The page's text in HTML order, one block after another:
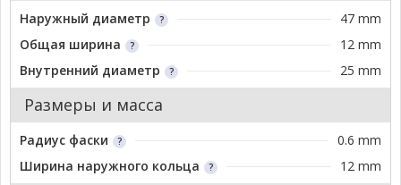
Наружный диаметр
47 mm
Общая ширина
12 mm
Внутренний диаметр
25 mm
Размеры и масса
Радиус фаски
0.6 mm
Ширина наружного кольца
12 mm